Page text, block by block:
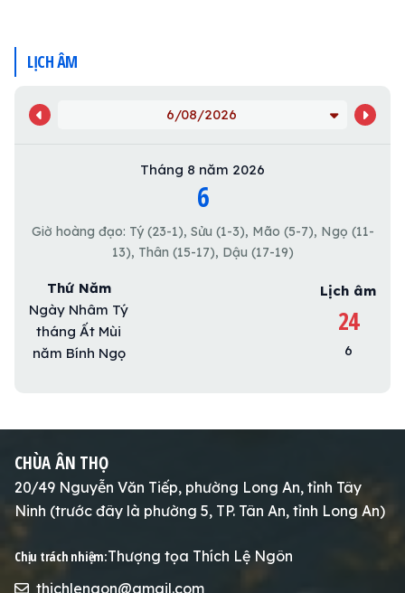
LỊCH ÂM
6/08/2026
Tháng 8 năm 2026
6
Giờ hoàng đạo: Tý (23-1), Sửu (1-3), Mão (5-7), Ngọ (11-
13), Thân (15-17), Dậu (17-19)
Thứ Năm
Ngày Nhâm Tý
tháng Ất Mùi
năm Bính Ngọ
Lịch âm
24
6
CHÙA ÂN THỌ
20/49 Nguyễn Văn Tiếp, phường Long An, tỉnh Tây
Ninh (trước đây là phường 5, TP. Tân An, tỉnh Long An)
Chịu trách nhiệm:Thượng tọa Thích Lệ Ngôn
thichlengon@gmail.com